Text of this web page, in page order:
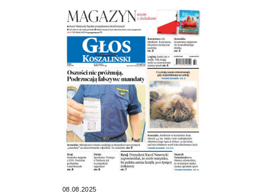
08.08.2025